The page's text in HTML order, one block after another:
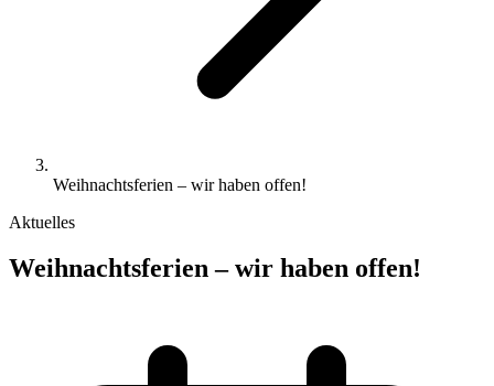
Weihnachtsferien – wir haben offen!
Aktuelles
Weihnachtsferien – wir haben offen!